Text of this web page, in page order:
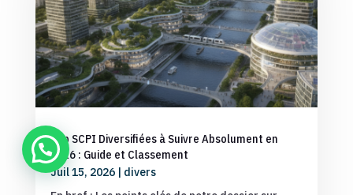
Top SCPI Diversifiées à Suivre Absolument en
2026 : Guide et Classement
Juil 15, 2026| divers